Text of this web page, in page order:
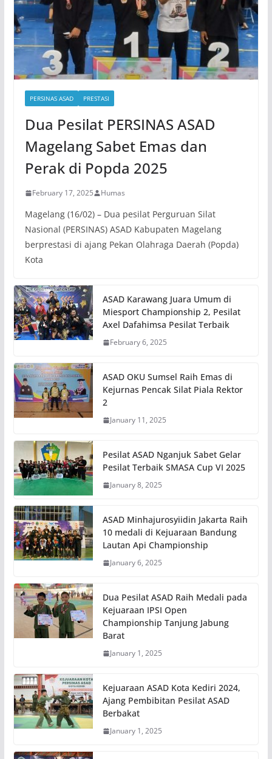
PERSINAS ASAD PRESTASI
Dua Pesilat PERSINAS ASAD
Magelang Sabet Emas dan
Perak di Popda 2025
February 17, 2025 Humas
Magelang (16/02) – Dua pesilat Perguruan Silat
Nasional (PERSINAS) ASAD Kabupaten Magelang
berprestasi di ajang Pekan Olahraga Daerah (Popda)
Kota
ASAD Karawang Juara Umum di
Miesport Championship 2, Pesilat
Axel Dafahimsa Pesilat Terbaik
February 6, 2025
ASAD OKU Sumsel Raih Emas di
Kejurnas Pencak Silat Piala Rektor
2
January 11, 2025
Pesilat ASAD Nganjuk Sabet Gelar
Pesilat Terbaik SMASA Cup VI 2025
January 8, 2025
ASAD Minhajurosyiidin Jakarta Raih
10 medali di Kejuaraan Bandung
Lautan Api Championship
January 6, 2025
Dua Pesilat ASAD Raih Medali pada
Kejuaraan IPSI Open
Championship Tanjung Jabung
Barat
January 1, 2025
Kejuaraan ASAD Kota Kediri 2024,
Ajang Pembibitan Pesilat ASAD
Berbakat
January 1, 2025